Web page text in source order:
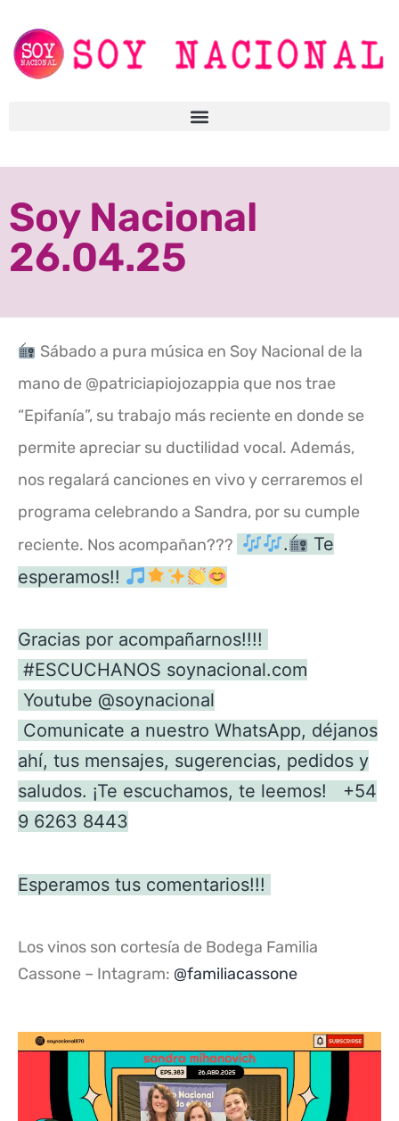
Soy Nacional
26.04.25
Sábado a pura música en Soy Nacional de la
mano de @patriciapiojozappia que nos trae
“Epifanía”, su trabajo más reciente en donde se
permite apreciar su ductilidad vocal. Además,
nos regalará canciones en vivo y cerraremos el
programa celebrando a Sandra, por su cumple
reciente. Nos acompañan???
.
Te
esperamos!!
Gracias por acompañarnos!!!!
#ESCUCHANOS soynacional.com
Youtube @soynacional
Comunicate a nuestro WhatsApp, déjanos
ahí, tus mensajes, sugerencias, pedidos y
saludos. ¡Te escuchamos, te leemos! +54
9 6263 8443
Esperamos tus comentarios!!!
Los vinos son cortesía de Bodega Familia
Cassone – Intagram: @familiacassone